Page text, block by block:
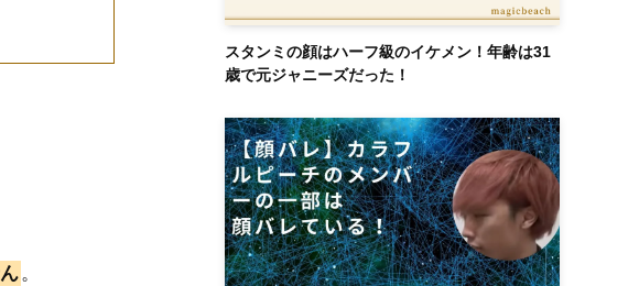
。
スタンミの顔はハーフ級のイケメン！年齢は31
歳で元ジャニーズだった！